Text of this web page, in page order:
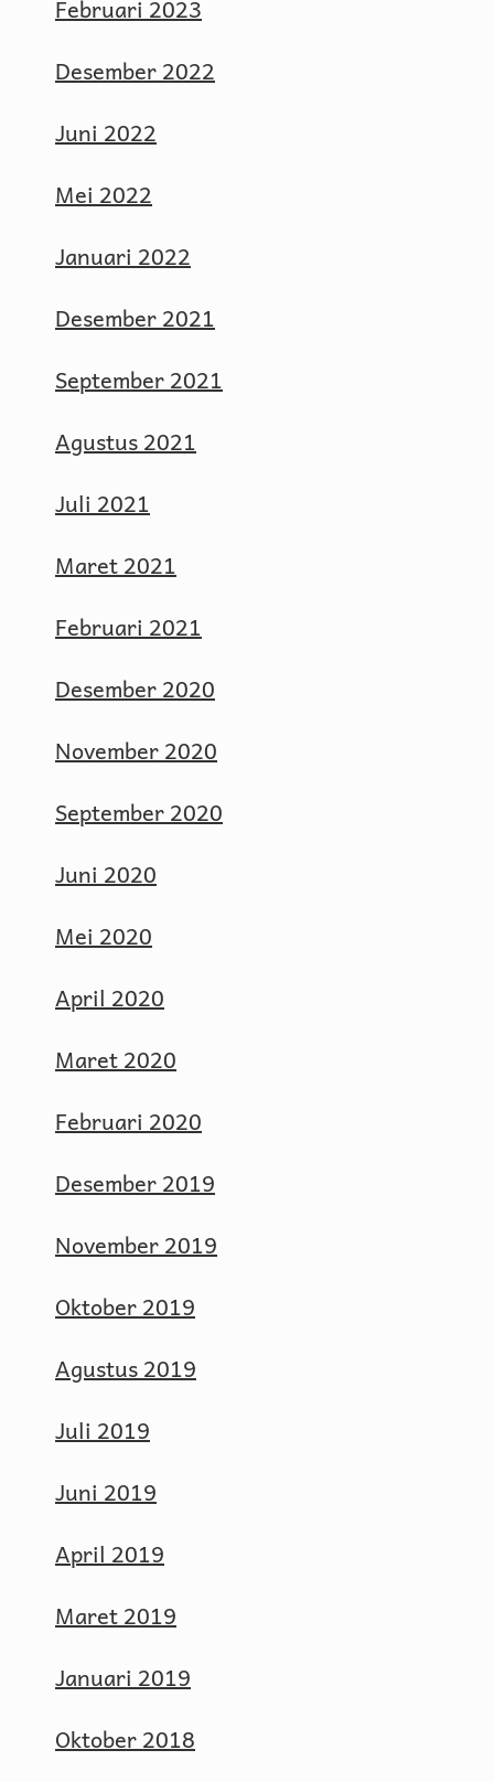
Februari 2023
Desember 2022
Juni 2022
Mei 2022
Januari 2022
Desember 2021
September 2021
Agustus 2021
Juli 2021
Maret 2021
Februari 2021
Desember 2020
November 2020
September 2020
Juni 2020
Mei 2020
April 2020
Maret 2020
Februari 2020
Desember 2019
November 2019
Oktober 2019
Agustus 2019
Juli 2019
Juni 2019
April 2019
Maret 2019
Januari 2019
Oktober 2018